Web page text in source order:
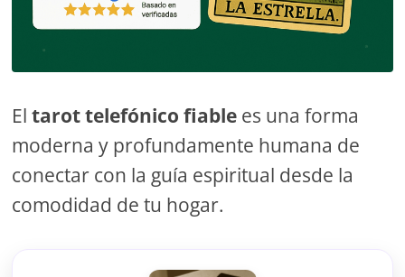
Eltarot telefónico fiable es una forma
moderna y profundamente humana de
conectar con la guía espiritual desde la
comodidad de tu hogar.